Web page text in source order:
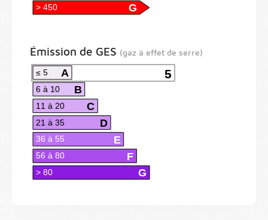
G
> 450
Émission de GES (gaz à effet de serre)
5
A
≤ 5
B
6 à 10
C
11 à 20
D
21 à 35
E
36 à 55
F
56 à 80
G
> 80